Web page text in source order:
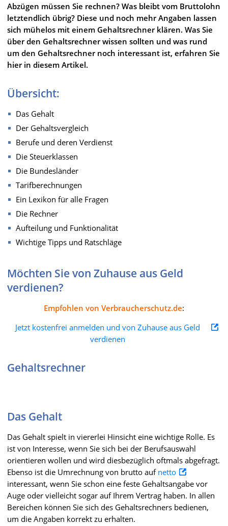
Abzügen müssen Sie rechnen? Was bleibt vom Bruttolohn
letztendlich übrig? Diese und noch mehr Angaben lassen
sich mühelos mit einem Gehaltsrechner klären. Was Sie
über den Gehaltsrechner wissen sollten und was rund
um den Gehaltsrechner noch interessant ist, erfahren Sie
hier in diesem Artikel.
Übersicht:
Das Gehalt
Der Gehaltsvergleich
Berufe und deren Verdienst
Die Steuerklassen
Die Bundesländer
Tarifberechnungen
Ein Lexikon für alle Fragen
Die Rechner
Aufteilung und Funktionalität
Wichtige Tipps und Ratschläge
Möchten Sie von Zuhause aus Geld
verdienen?
Empfohlen von Verbraucherschutz.de:
Jetzt kostenfrei anmelden und von Zuhause aus Geld
verdienen
Gehaltsrechner
Das Gehalt
Das Gehalt spielt in viererlei Hinsicht eine wichtige Rolle. Es
ist von Interesse, wenn Sie sich bei der Berufsauswahl
orientieren wollen und wird diesbezüglich oftmals abgefragt.
Ebenso ist die Umrechnung von brutto auf netto
interessant, wenn Sie schon eine feste Gehaltsangabe vor
Auge oder vielleicht sogar auf Ihrem Vertrag haben. In allen
Bereichen können Sie sich des Gehaltsrechners bedienen,
um die Angaben korrekt zu erhalten.